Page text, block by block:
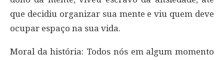
que decidiu organizar sua mente e viu quem deve
ocupar espaço na sua vida.
Moral da história: Todos nós em algum momento